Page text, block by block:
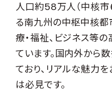
人口約58万人（中核市
る南九州の中枢中核都
療・福祉、ビジネス等
ています。国内外から
ており、リアルな魅力
は必見です。